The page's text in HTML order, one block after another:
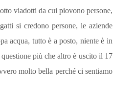
viadotti da cui piovono persone,
si credono persone, le aziende
acqua, tutto è a posto, niente è in
più che altro è uscito il 17
molto bella perché ci sentiamo